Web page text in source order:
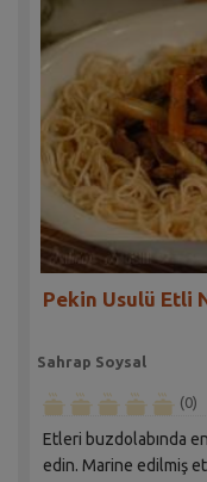
Pekin Usulü Etli
Sahrap Soysal
(0)
Etleri buzdolabında
edin. Marine edilmiş